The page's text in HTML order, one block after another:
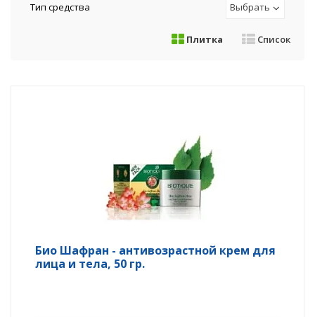
Тип средства Выбрать
Плитка Список
Био Шафран - антивозрастной крем для
лица и тела, 50 гр.